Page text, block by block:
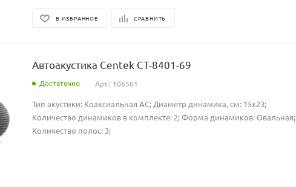
В ИЗБРАННОЕ СРАВНИТЬ
Автоакустика Centek CT-8401-69
Достаточно Арт.: 106501
Тип акустики: Коаксиальная АС; Диаметр динамика, см: 15х23;
Количество динамиков в комплекте: 2; Форма динамиков: Овальная;
Количество полос: 3;